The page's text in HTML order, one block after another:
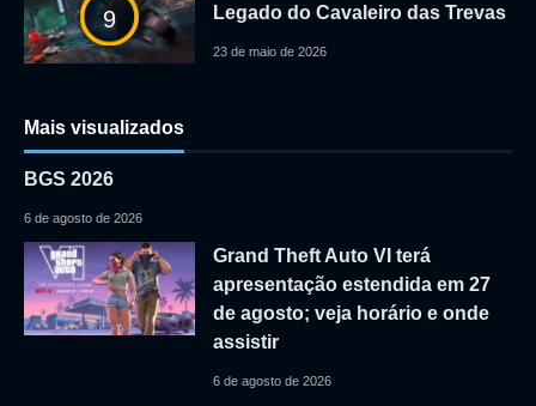
9
Legado do Cavaleiro das Trevas
23 de maio de 2026
Mais visualizados
BGS 2026
6 de agosto de 2026
Grand Theft Auto VI terá
apresentação estendida em 27
de agosto; veja horário e onde
assistir
6 de agosto de 2026